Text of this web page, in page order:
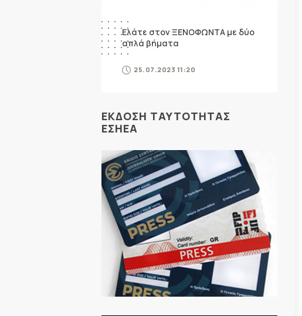
Ελάτε στον ΞΕΝΟΦΩΝΤΑ με δύο
απλά βήματα
25.07.2023 11:20
ΕΚΔΟΣΗ ΤΑΥΤΟΤΗΤΑΣ
ΕΣΗΕΑ